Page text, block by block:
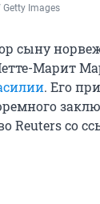
Getty Images
сыну
Марит
. Его
Reuters со